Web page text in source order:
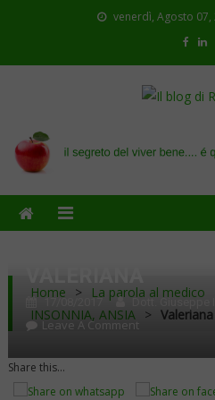
venerdì, Agosto 07,
Il blog di
Home > La parola al medico
INSONNIA, ANSIA > Valeriana
Leave A CommentOn
Share this...